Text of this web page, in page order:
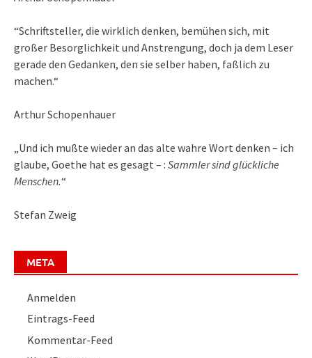
“Schriftsteller, die wirklich denken, bemühen sich, mit
großer Besorglichkeit und Anstrengung, doch ja dem Leser
gerade den Gedanken, den sie selber haben, faßlich zu
machen.“
Arthur Schopenhauer
„Und ich mußte wieder an das alte wahre Wort denken – ich
glaube, Goethe hat es gesagt – : Sammler sind glückliche
Menschen.“
Stefan Zweig
META
Anmelden
Eintrags-Feed
Kommentar-Feed